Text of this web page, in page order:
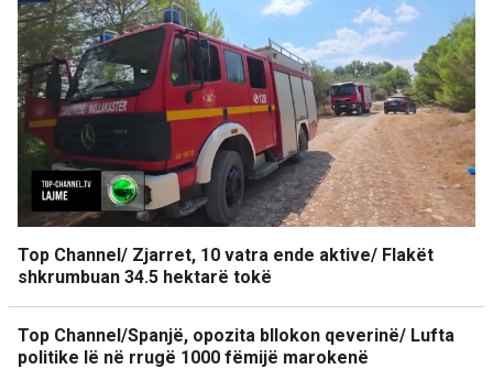
Top Channel/ Zjarret, 10 vatra ende aktive/ Flakët
shkrumbuan 34.5 hektarë tokë
Top Channel/Spanjë, opozita bllokon qeverinë/ Lufta
politike lë në rrugë 1000 fëmijë marokenë